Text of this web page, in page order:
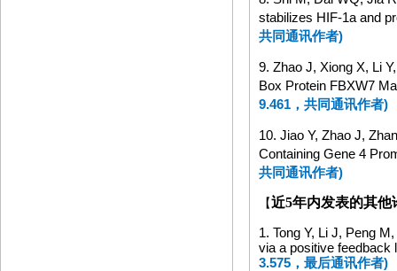
stabilizes HIF-1a and
共同通讯作者)
9. Zhao J, Xiong X, Li
Box Protein FBXW7
9.461 ，共同通讯作者)
10. Jiao Y, Zhao J,
Containing Gene 4
共同通讯作者)
【近5年内发表的其他
1. Tong Y, Li J, Peng
via a positive
3.575 ，最后通讯作者)